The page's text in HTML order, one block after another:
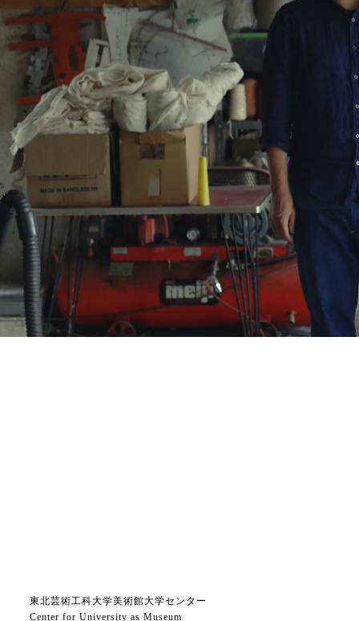
東北芸術工科大学美術館大学センター
Center for University as Museum